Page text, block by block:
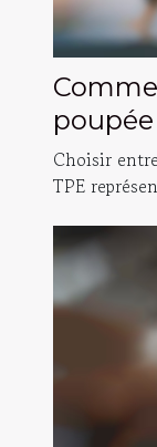
TPE ?
Choisir
TPE